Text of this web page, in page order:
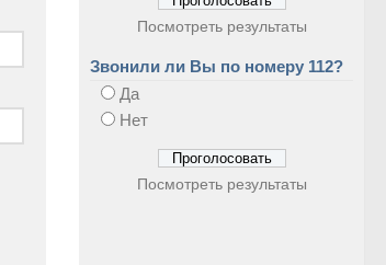
Посмотреть результаты
Звонили ли Вы по номеру 112?
Да
Нет
Посмотреть результаты